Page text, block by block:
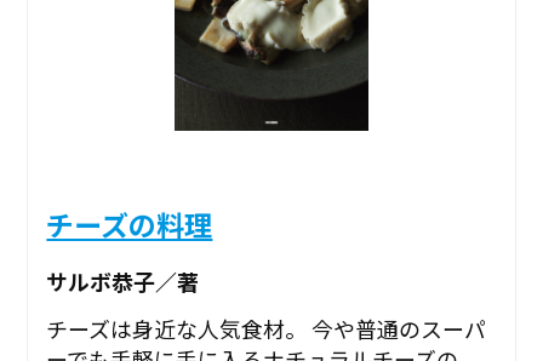
チーズの料理
サルボ恭子／著
チーズは身近な人気食材。 今や普通のスーパ